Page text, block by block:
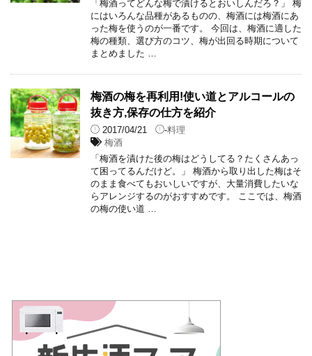
「梅酒ってどんな梅で漬けるとおいしんだろ？」 梅
にはいろんな品種があるものの、梅酒には梅酒にあ
った梅を使うのが一番です。 今回は、梅酒に適した
梅の種類、選び方のコツ、梅が出回る時期について
まとめました …
梅酒の梅を再利用!使い道とアルコールの
抜き方,保存の仕方を紹介
2017/04/21 -料理
梅酒
「梅酒を漬けた後の梅はどうしてる？たくさんあっ
て困ってるんだけど。」 梅酒から取り出した梅はそ
のまま食べてもおいしいですが、大量消費したいな
らアレンジするのがおすすめです。 ここでは、梅酒
の梅の使い道 …